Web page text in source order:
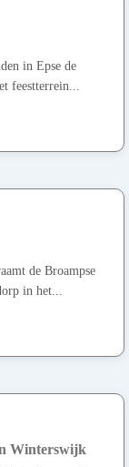
in Epse de
feestterrein...
de Broampse
in het...
Winterswijk